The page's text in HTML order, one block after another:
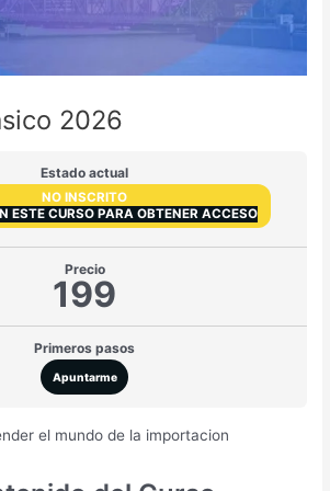
2026
Estado actual
NO INSCRITO
ESTE CURSO PARA OBTENER ACCESO
Precio
199
Primeros pasos
Apuntarme
el mundo de la importacion